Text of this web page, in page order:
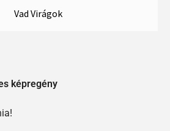
Vad Virágok
képregény